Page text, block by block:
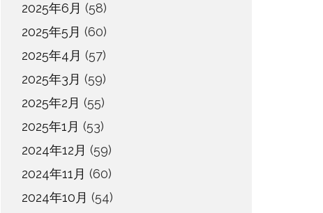
2025年6月 (58)
2025年5月 (60)
2025年4月 (57)
2025年3月 (59)
2025年2月 (55)
2025年1月 (53)
2024年12月 (59)
2024年11月 (60)
2024年10月 (54)